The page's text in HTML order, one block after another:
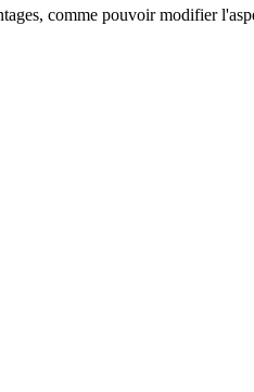
comme pouvoir modifier